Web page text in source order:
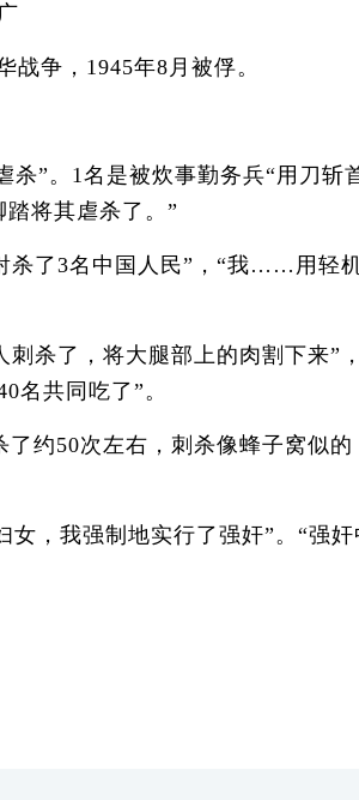
争，1945年8月被俘。
”。1名是被炊事勤务兵“用刀斩
将其虐杀了。”
了3名中国人民”，“我……用轻
杀了，将大腿部上的肉割下来”
名共同吃了”。
约50次左右，刺杀像蜂子窝似
我强制地实行了强奸”。“强奸